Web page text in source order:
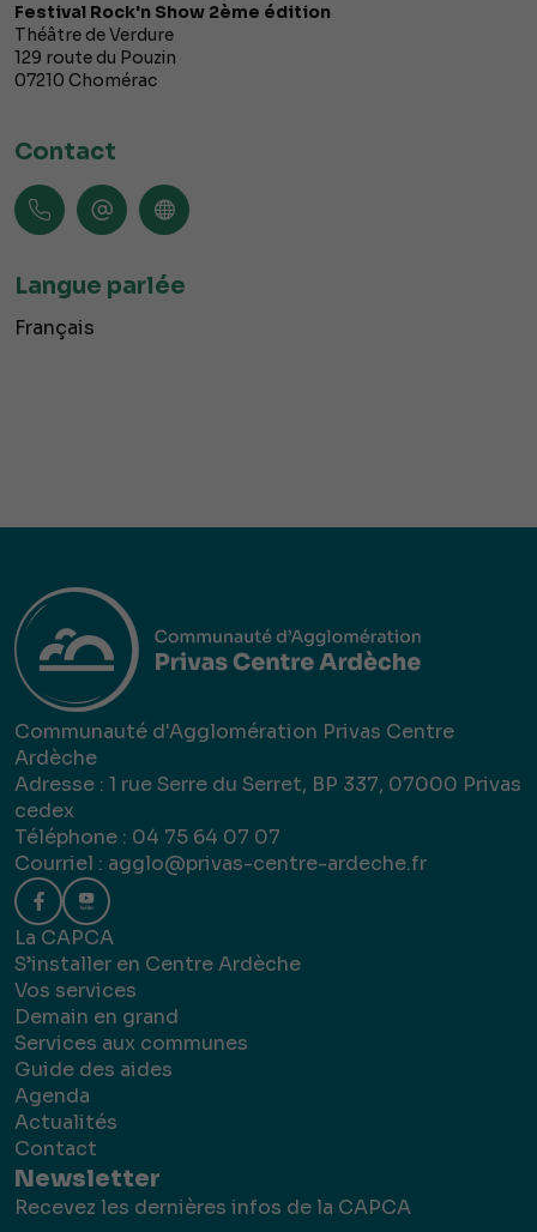
Festival Rock'n Show 2ème édition
Théâtre de Verdure
129 route du Pouzin
07210 Chomérac
Contact
Langue parlée
Français
Communauté d'Agglomération Privas Centre
Ardèche
Adresse : 1 rue Serre du Serret, BP 337, 07000 Privas
cedex
Téléphone : 04 75 64 07 07
Courriel : agglo@privas-centre-ardeche.fr
La CAPCA
S’installer en Centre Ardèche
Vos services
Demain en grand
Services aux communes
Guide des aides
Agenda
Actualités
Contact
Newsletter
Recevez les dernières infos de la CAPCA